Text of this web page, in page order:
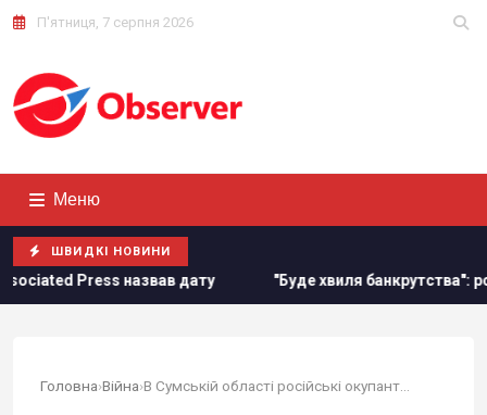
П'ятниця, 7 серпня 2026
Меню
ШВИДКІ НОВИНИ
назвав дату "Буде хвиля банкрутства": розгром
Головна›Війна›